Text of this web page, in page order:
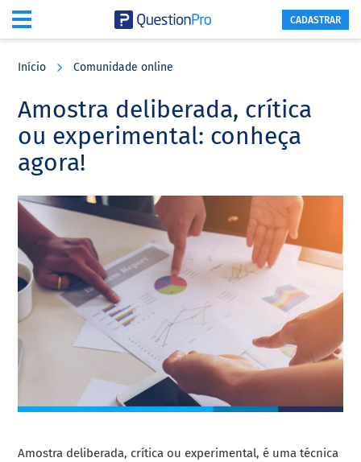
content
sidebar
CADASTRAR
Início Comunidade online
Amostra deliberada, crítica
ou experimental: conheça
agora!
Amostra deliberada, crítica ou experimental, é uma técnica